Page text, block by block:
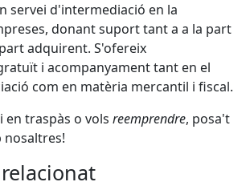
servei d'intermediació en la
donant suport tant a a la part
adquirent. S'ofereix
i acompanyament tant en el
com en matèria mercantil i fiscal.
en traspàs o vols reemprendre, posa't
nosaltres!